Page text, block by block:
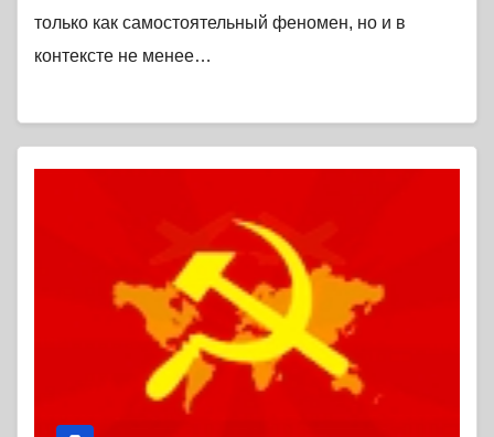
только как самостоятельный феномен, но и в
контексте не менее…